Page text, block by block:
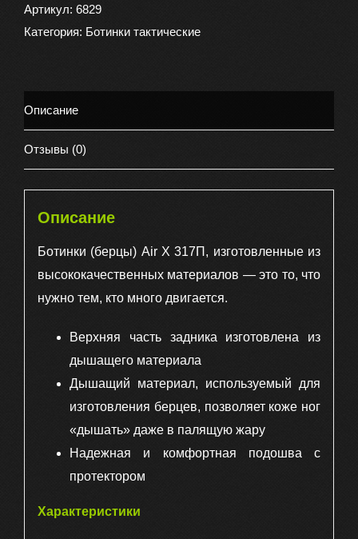
(
берцы
П
цвет
Артикул: 6829
Категория: Ботинки тактические
Описание
Отзывы (0)
Описание
Ботинки (берцы) Air Х 317П, изготовленные из
высококачественных материалов — это то, что
нужно тем, кто много двигается.
Верхняя часть задника изготовлена из
дышащего материала
Дышащий материал, используемый для
изготовления берцев, позволяет коже ног
«дышать» даже в палящую жару
Надежная и комфортная подошва с
протектором
Характеристики